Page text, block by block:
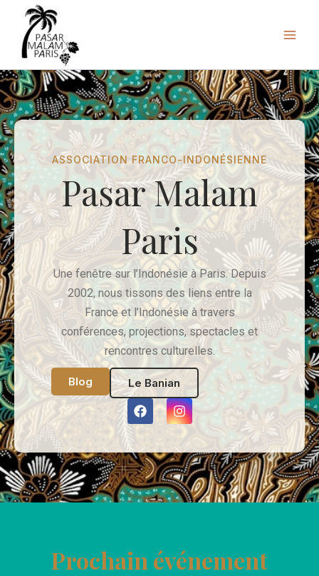
contenu
ASSOCIATION FRANCO-INDONÉSIENNE
Pasar Malam
Paris
Une fenêtre sur l’Indonésie à Paris. Depuis
2002, nous tissons des liens entre la
France et l’Indonésie à travers
conférences, projections, spectacles et
rencontres culturelles.
Blog Le Banian
F
a
c
b
o
o
k
I
n
s
t
a
g
r
a
m
Prochain événement